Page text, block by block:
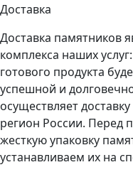
Доставка
Доставка памятников
комплекса наших
готового продукта
успешной и
осуществляет
регион России. Перед
жесткую упаковку
устанавливаем их на